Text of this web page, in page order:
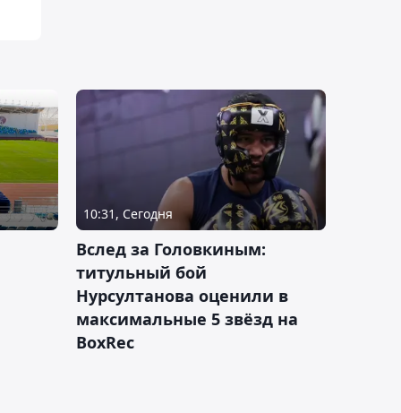
10:31, Сегодня
Вслед за Головкиным:
титульный бой
Нурсултанова оценили в
максимальные 5 звёзд на
BoxRec